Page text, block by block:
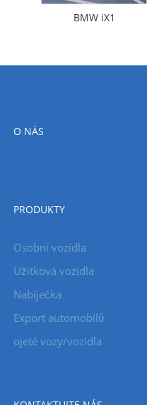
BMW iX1
O NÁS
PRODUKTY
Osobní vozidla
Užitková vozidla
Nabíječka
Export automobilů
ojeté vozy/vozidla